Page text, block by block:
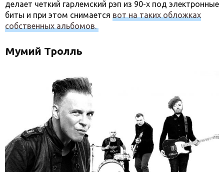
делает четкий гарлемский рэп из 90-х под электронные
биты и при этом снимается вот на таких обложках
собственных альбомов.
Мумий Тролль